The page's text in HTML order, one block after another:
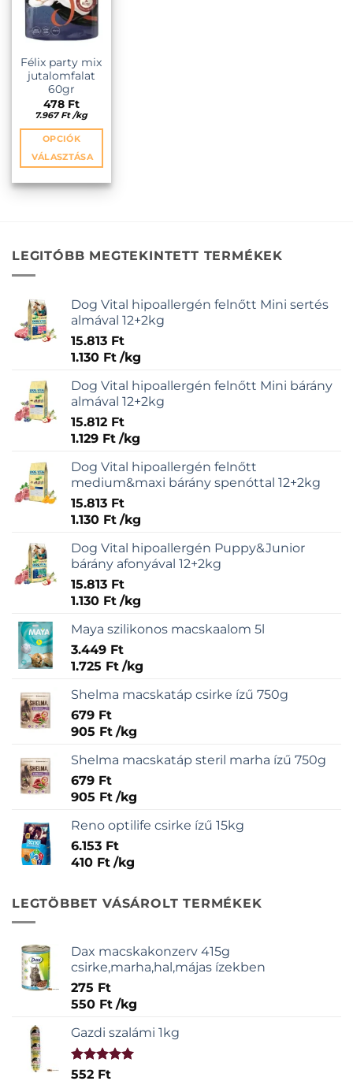
a
termékoldalon
választhatók
ki
Félix party mix
jutalomfalat
60gr
478 Ft
7.967Ft /kg
OPCIÓK
VÁLASZTÁSA
a
van.
termékoldalon
választhatók
LEGITÓBB MEGTEKINTETT TERMÉKEK
Dog Vital hipoallergén felnőtt Mini sertés
almával 12+2kg
15.813 Ft
1.130 Ft /kg
Dog Vital hipoallergén felnőtt Mini bárány
almával 12+2kg
15.812 Ft
1.129 Ft /kg
Dog Vital hipoallergén felnőtt
medium&maxi bárány spenóttal 12+2kg
15.813 Ft
1.130 Ft /kg
Dog Vital hipoallergén Puppy&Junior
bárány afonyával 12+2kg
15.813 Ft
1.130 Ft /kg
Maya szilikonos macskaalom 5l
3.449 Ft
1.725 Ft /kg
Shelma macskatáp csirke ízű 750g
679 Ft
905 Ft /kg
Shelma macskatáp steril marha ízű 750g
679 Ft
905 Ft /kg
Reno optilife csirke ízű 15kg
6.153 Ft
410 Ft /kg
LEGTÖBBET VÁSÁROLT TERMÉKEK
Dax macskakonzerv 415g
csirke,marha,hal,májas ízekben
275 Ft
550 Ft /kg
Gazdi szalámi 1kg
Értékelés:
552 Ft